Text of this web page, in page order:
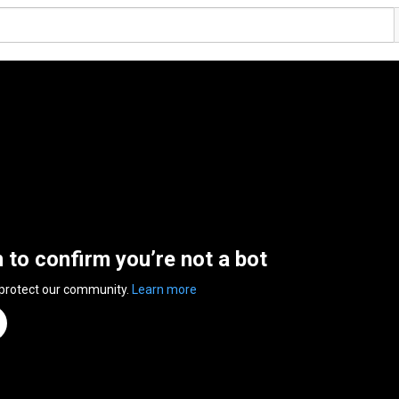
to confirm you’re not a bot
our community. Learn more